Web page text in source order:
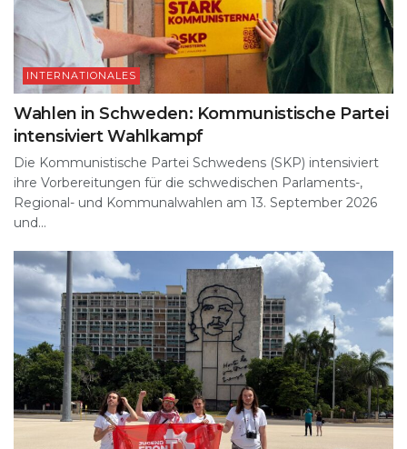
INTERNATIONALES
Wahlen in Schweden: Kommunistische Partei
intensiviert Wahlkampf
Die Kommunistische Partei Schwedens (SKP) intensiviert
ihre Vorbereitungen für die schwedischen Parlaments-,
Regional- und Kommunalwahlen am 13. September 2026
und...